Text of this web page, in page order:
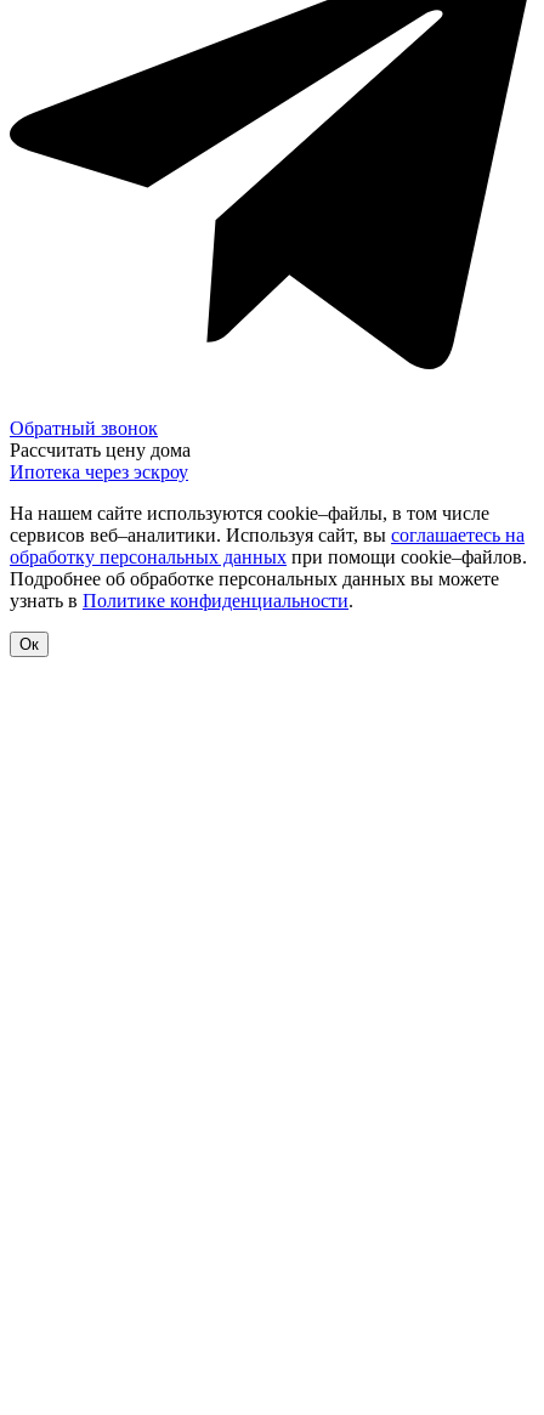
Обратный звонок
Рассчитать цену дома
Ипотека через эскроу
На нашем сайте используются cookie–файлы, в том числе
сервисов веб–аналитики. Используя сайт, вы соглашаетесь на
обработку персональных данных при помощи cookie–файлов.
Подробнее об обработке персональных данных вы можете
узнать в Политике конфиденциальности.
Ок